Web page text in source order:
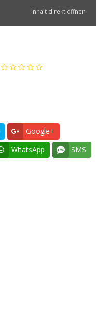
Inhalt direkt öffnen
Google+
WhatsApp SMS